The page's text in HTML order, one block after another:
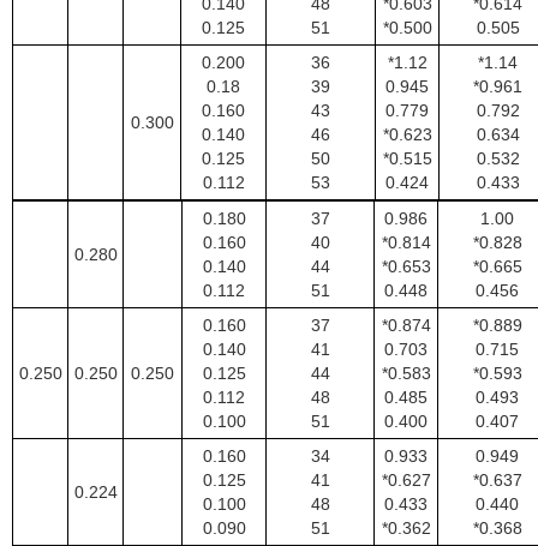
0.125
51
*0.500
0.505
0.300
0.200
0.18
0.160
0.140
0.125
0.112
36
39
43
46
50
53
*1.12
0.945
0.779
*0.623
*0.515
0.424
*1.14
*0.961
0.792
0.634
0.532
0.433
0.280
0.180
0.160
0.140
0.112
37
40
44
51
0.986
*0.814
*0.653
0.448
1.00
*0.828
*0.665
0.456
0.250 0.250 0.250
0.160
0.140
0.125
0.112
0.100
37
41
44
48
51
*0.874
0.703
*0.583
0.485
0.400
*0.889
0.715
*0.593
0.493
0.407
0.224
0.160
0.125
0.100
0.090
34
41
48
51
0.933
*0.627
0.433
*0.362
0.949
*0.637
0.440
*0.368